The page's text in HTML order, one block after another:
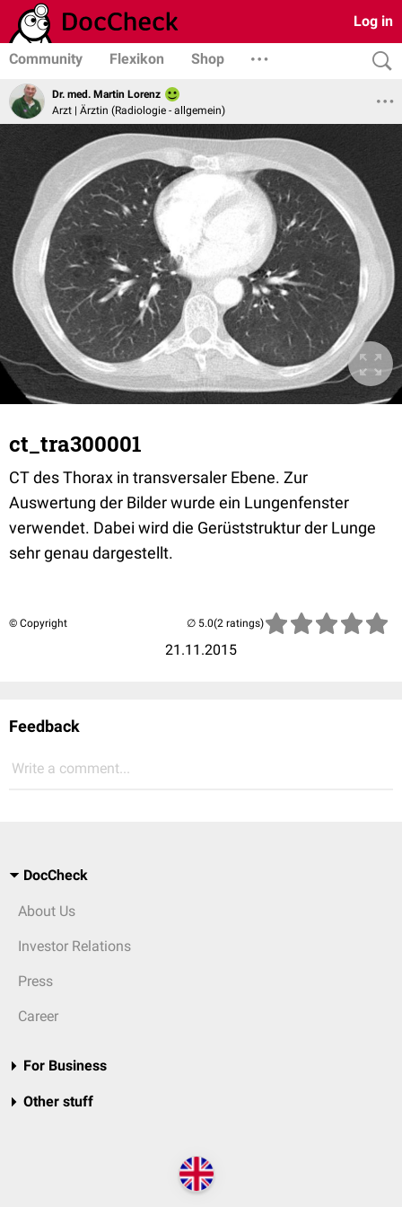
Log in
Community Flexikon Shop
Dr. med. Martin Lorenz
Arzt | Ärztin (Radiologie - allgemein)
ct_tra300001
CT des Thorax in transversaler Ebene. Zur
Auswertung der Bilder wurde ein Lungenfenster
verwendet. Dabei wird die Gerüststruktur der Lunge
sehr genau dargestellt.
© Copyright
21.11.2015
(2 ratings)
Feedback
Write a comment...
DocCheck
About Us
Investor Relations
Press
Career
For Business
Other stuff